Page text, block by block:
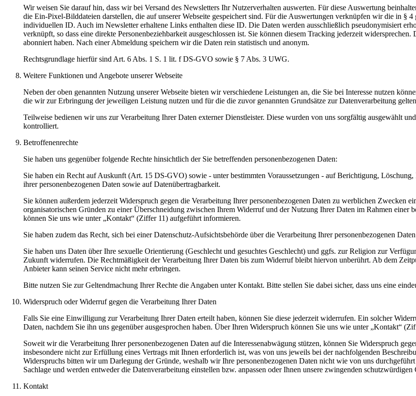
Wir weisen Sie darauf hin, dass wir bei Versand des Newsletters Ihr Nutzerverhalten auswerten. Für diese Auswertung
die Ein-Pixel-Bilddateien darstellen, die auf unserer Webseite gespeichert sind. Für die Auswertungen verknüpfen wir die in §
individuellen ID. Auch im Newsletter erhaltene Links enthalten diese ID. Die Daten werden ausschließlich pseudonymisiert
verknüpft, so dass eine direkte Personenbeziehbarkeit ausgeschlossen ist. Sie können diesem Tracking jederzeit
abonniert haben. Nach einer Abmeldung speichern wir die Daten rein statistisch und anonym.
Rechtsgrundlage hierfür sind Art. 6 Abs. 1 S. 1 lit. f DS-GVO sowie § 7 Abs. 3 UWG.
Weitere Funktionen und Angebote unserer Webseite
Neben der oben genannten Nutzung unserer Webseite bieten wir verschiedene Leistungen an, die Sie bei Interesse nutzen
die wir zur Erbringung der jeweiligen Leistung nutzen und für die die zuvor genannten Grundsätze zur Datenverarbeitung
Teilweise bedienen wir uns zur Verarbeitung Ihrer Daten externer Dienstleister. Diese wurden von uns sorgfältig ausgewählt
kontrolliert.
Betroffenenrechte
Sie haben uns gegenüber folgende Rechte hinsichtlich der Sie betreffenden personenbezogenen Daten:
Sie haben ein Recht auf Auskunft (Art. 15 DS-GVO) sowie - unter bestimmten Voraussetzungen - auf Berichtigung,
ihrer personenbezogenen Daten sowie auf Datenübertragbarkeit.
Sie können außerdem jederzeit Widerspruch gegen die Verarbeitung Ihrer personenbezogenen Daten zu werblichen Zwecken
organisatorischen Gründen zu einer Überschneidung zwischen Ihrem Widerruf und der Nutzung Ihrer Daten im Rahmen einer
können Sie uns wie unter „Kontakt“ (Ziffer 11) aufgeführt informieren.
Sie haben zudem das Recht, sich bei einer Datenschutz-Aufsichtsbehörde über die Verarbeitung Ihrer personenbezogenen
Sie haben uns Daten über Ihre sexuelle Orientierung (Geschlecht und gesuchtes Geschlecht) und ggfs. zur Religion zur
Zukunft widerrufen. Die Rechtmäßigkeit der Verarbeitung Ihrer Daten bis zum Widerruf bleibt hiervon unberührt. Ab dem
Anbieter kann seinen Service nicht mehr erbringen.
Bitte nutzen Sie zur Geltendmachung Ihrer Rechte die Angaben unter Kontakt. Bitte stellen Sie dabei sicher, dass uns eine
Widerspruch oder Widerruf gegen die Verarbeitung Ihrer Daten
Falls Sie eine Einwilligung zur Verarbeitung Ihrer Daten erteilt haben, können Sie diese jederzeit widerrufen. Ein solcher
Daten, nachdem Sie ihn uns gegenüber ausgesprochen haben. Über Ihren Widerspruch können Sie uns wie unter „Kontakt“
Soweit wir die Verarbeitung Ihrer personenbezogenen Daten auf die Interessenabwägung stützen, können Sie Widerspruch
insbesondere nicht zur Erfüllung eines Vertrags mit Ihnen erforderlich ist, was von uns jeweils bei der nachfolgenden
Widerspruchs bitten wir um Darlegung der Gründe, weshalb wir Ihre personenbezogenen Daten nicht wie von uns
Sachlage und werden entweder die Datenverarbeitung einstellen bzw. anpassen oder Ihnen unsere zwingenden
Kontakt